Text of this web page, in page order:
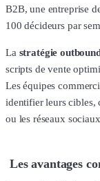
B2B, une entreprise
100 décideurs par
La stratégie
scripts de vente
Les équipes
identifier leurs cibles,
ou les réseaux
Les avantages